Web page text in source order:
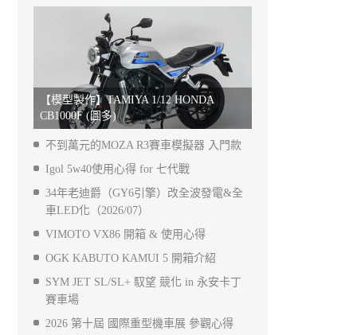
【模型製作】TAMIYA 1/12 HONDA
CB1000F (圖多)
不到萬元的MOZA R3賽車模擬器 入門款
Igol 5w40使用心得 for 七代戰
34年老迪爵（GY6引擎）改全波發電&全
車LED化（2026/07）
VIMOTO VX86 開箱 & 使用心得
OGK KABUTO KAMUI 5 開箱介紹
SYM JET SL/SL+ 馭望 競化 in 永安卡丁
賽車場
2026 第十屆 國際重型機車展 參觀心得